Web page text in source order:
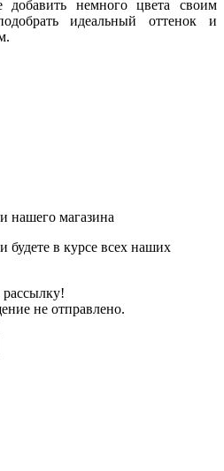
добавить немного цвета своим
идеальный оттенок и
нашего магазина
в курсе всех наших
не отправлено.